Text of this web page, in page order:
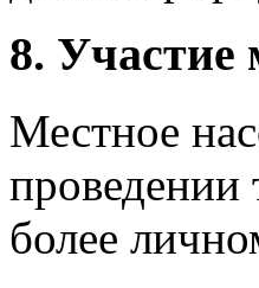
8. Участие
Местное
проведении
более